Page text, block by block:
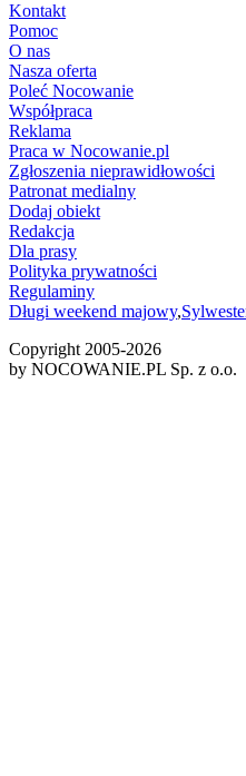
Kontakt
Pomoc
O nas
Nasza oferta
Poleć Nocowanie
Współpraca
Reklama
Praca w Nocowanie.pl
Zgłoszenia nieprawidłowości
Patronat medialny
Dodaj obiekt
Redakcja
Dla prasy
Polityka prywatności
Regulaminy
Długi weekend majowy,
Copyright 2005-2026
by NOCOWANIE.PL Sp. z o.o.